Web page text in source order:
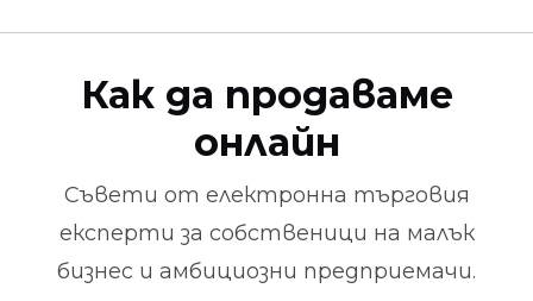
Как да продаваме
онлайн
Съвети от електронна търговия
експерти за собственици на малък
бизнес и амбициозни предприемачи.